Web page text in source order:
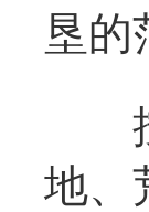
垦的
按
地、